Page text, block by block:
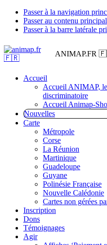
Passer à la navigation
Passer au contenu principal
Passer à la barre latérale
ANIMAP.FR
Accueil
Accueil ANIMAP,
discriminatoire
Accueil Animap-
Nouvelles
Carte
Métropole
Corse
La Réunion
Martinique
Guadeloupe
Guyane
Polinésie Française
Nouvelle Calédonie
Cartes non gérées
Inscription
Dons
Témoignages
Agir